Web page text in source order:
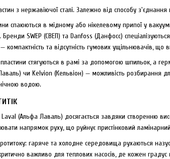
з нержавіючої сталі. Залежно від способу з'єднання
спаюються в мідному або нікелевому припої у
SWEP (СВЕП) та Danfoss (Данфосс)
та відсутність гумових ущільнювачів, що
пластини стягуються в рамі за допомогою шпильок, а
чи Kelvion (Кельвіон) — можливість розбирання
водою.
(Альфа Лаваль) досягається завдяки створенню
напрямок руху, що руйнує пристінковий
гаряче та холодне середовища рухаються
важливо для теплових насосів, де кожен